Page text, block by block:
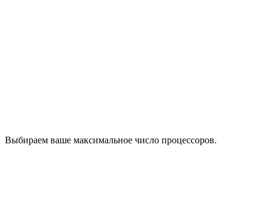
Выбираем ваше максимальное число процессоров.